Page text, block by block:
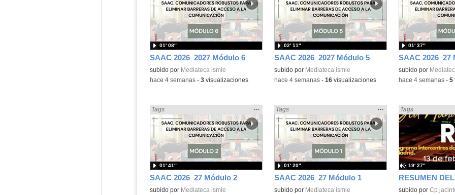
SAAC 2026_2027 Módulo 6
ubicación
de la
búsqueda
subido por Mediateca ismie
01′ 08″
-hace 4 semanas- 3visualizaciones
SAAC 2026_2027 Módulo 5
ubicación
de la
búsqueda
subido por Mediateca ismie
02′ 11″
-hace 4 semanas- 16visualizaciones
SAAC 2026_27
subido por
01′ 37″
-hace 4 semanas- 5
SAAC 2026_27 Módulo 2
Encontrado «Diversidad» en:
Tags
Mostrar
la
ubicación
de la
búsqueda
…
subido por Mediateca ismie
01′ 41″
SAAC 2026_27 Módulo 1
Encontrado «Diversidad» en:
Tags
Mostrar
la
ubicación
de la
búsqueda
…
subido por Mediateca ismie
01′ 20″
Encontrado
Tags
Contenido
subido por Cp
19′ 27″